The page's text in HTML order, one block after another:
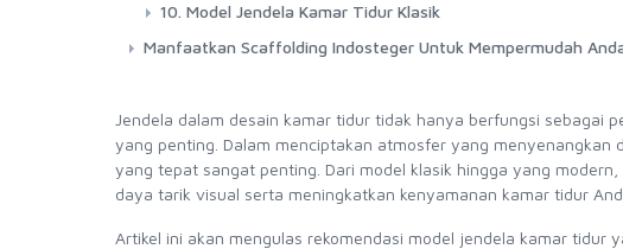
10. Model Jendela Kamar Tidur Klasik
Manfaatkan Scaffolding Indosteger Untuk Mempermudah
Jendela dalam desain kamar tidur tidak hanya berfungsi sebagai
yang penting. Dalam menciptakan atmosfer yang
yang tepat sangat penting. Dari model klasik hingga yang
daya tarik visual serta meningkatkan kenyamanan kamar tidur
Artikel ini akan mengulas rekomendasi model jendela kamar tidur